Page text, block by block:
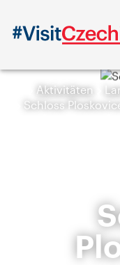
Aktivitäten
Schloss